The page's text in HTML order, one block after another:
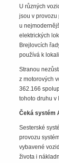
U různých
jsou v provozu
u
elektrických
Brejlovcích
používá k
Stranou
z motorových
362.166
tohoto druhu v
Čeká systém
Sesterské
provozu
vybavené
života i